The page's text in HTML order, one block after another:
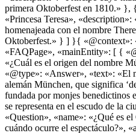
primera Oktoberfest en 1810.» },
«Princesa Teresa»,
homenajeada con el nombre
Oktoberfest.» } ] }{ «@context»:
«FAQPage», «mainEntity»: [ {
«¿Cuál es el origen del nombre
«@type»: «Answer», «text»: «El
alemán München, que significa
fundada por monjes benedictinos
se representa en el escudo de la
«Question», «name»: «¿Qué es
cuándo ocurre el espectáculo?»,